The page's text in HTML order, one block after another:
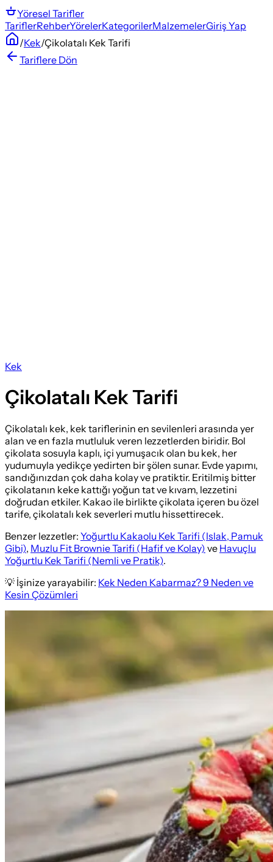
Yöresel Tarifler
TariflerRehberYörelerKategorilerMalzemelerGiriş Yap
/Kek/Çikolatalı Kek Tarifi
Tariflere Dön
Kek
Çikolatalı Kek Tarifi
Çikolatalı kek, kek tariflerinin en sevilenleri arasında yer
alan ve en fazla mutluluk veren lezzetlerden biridir. Bol
çikolata sosuyla kaplı, içi yumuşacık olan bu kek, her
yudumuyla yedikçe yedirten bir şölen sunar. Evde yapımı,
sandığınızdan çok daha kolay ve pratiktir. Eritilmiş bitter
çikolatanın keke kattığı yoğun tat ve kıvam, lezzetini
doğrudan etkiler. Kakao ile birlikte çikolata içeren bu özel
tarife, çikolatalı kek severleri mutlu hissettirecek.
Benzer lezzetler: Yoğurtlu Kakaolu Kek Tarifi (Islak, Pamuk
Gibi), Muzlu Fit Brownie Tarifi (Hafif ve Kolay) ve Havuçlu
Yoğurtlu Kek Tarifi (Nemli ve Pratik).
💡 İşinize yarayabilir: Kek Neden Kabarmaz? 9 Neden ve
Kesin Çözümleri